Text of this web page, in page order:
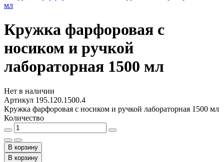
Кружка фарфоровая с
носиком и ручкой
лабораторная 1500 мл
Нет в наличии
Артикул 195.120.1500.4
Кружка фарфоровая с носиком и ручкой лабораторная 1500 мл
Количество
В корзину
В корзину